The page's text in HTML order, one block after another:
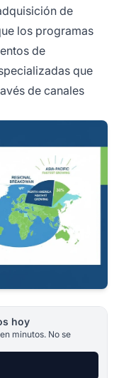
de
los programas
de
que
de canales
hoy
minutos. No se